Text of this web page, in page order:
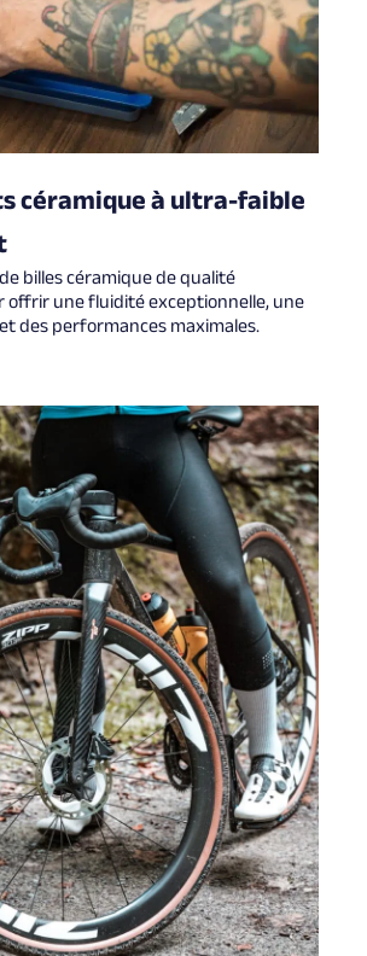
céramique à ultra-faible
billes céramique de qualité
une fluidité exceptionnelle, une
des performances maximales.